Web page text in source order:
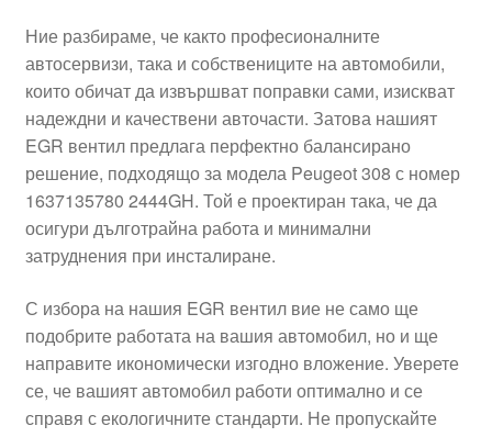
Правила и условия
Процедура за рекламации
Разгледайте
Транспорт
Ние разбираме, че както професионалните
автосервизи, така и собствениците на автомобили,
които обичат да извършват поправки сами, изискват
надеждни и качествени авточасти. Затова нашият
EGR вентил предлага перфектно балансирано
решение, подходящо за модела Peugeot 308 с номер
1637135780 2444GH. Той е проектиран така, че да
осигури дълготрайна работа и минимални
затруднения при инсталиране.
С избора на нашия EGR вентил вие не само ще
подобрите работата на вашия автомобил, но и ще
направите икономически изгодно вложение. Уверете
се, че вашият автомобил работи оптимално и се
справя с екологичните стандарти. Не пропускайте